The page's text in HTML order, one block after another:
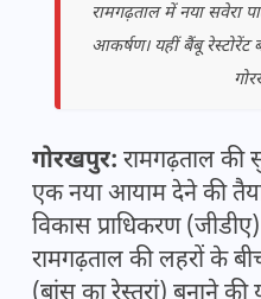
रामगढ़ताल में नया सवेरा
आकर्षण। यहीं बैंबू रेस्टोरेंट
गोरखपुर: रामगढ़ताल
एक नया आयाम देने की
विकास प्राधिकरण
रामगढ़ताल की लहरों के